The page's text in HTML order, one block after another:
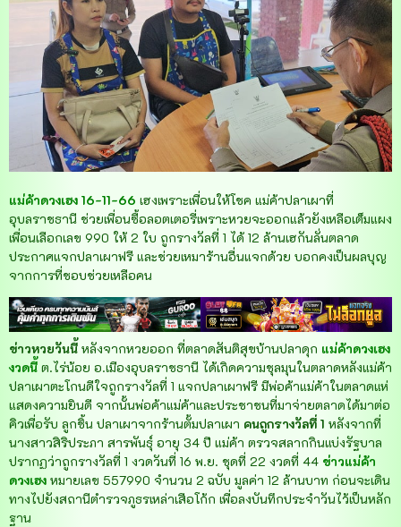
แม่ค้าดวงเฮง 16-11-66 เฮงเพราะเพื่อนให้โชค แม่ค้าปลาเผาที่
อุบลราชธานี ช่วยเพื่อนซื้อลอตเตอรี่เพราะหวยจะออกแล้วยังเหลือเต็มแผง
เพื่อนเลือกเลข 990 ให้ 2 ใบ ถูกรางวัลที่ 1 ได้ 12 ล้านเฮกันลั่นตลาด
ประกาศแจกปลาเผาฟรี และช่วยเหมาร้านอื่นแจกด้วย บอกคงเป็นผลบุญ
จากการที่ชอบช่วยเหลือคน
ข่าวหวยวันนี้ หลังจากหวยออก ที่ตลาดสันติสุขบ้านปลาดุก แม่ค้าดวงเฮง
งวดนี้ ต.ไร่น้อย อ.เมืองอุบลราชธานี ได้เกิดความชุลมุนในตลาดหลังแม่ค้า
ปลาเผาตะโกนดีใจถูกรางวัลที่ 1 แจกปลาเผาฟรี มีพ่อค้าแม่ค้าในตลาดแห่
แสดงความยินดี จากนั้นพ่อค้าแม่ค้าและประชาชนที่มาจ่ายตลาดได้มาต่อ
คิวเพื่อรับ ลูกชิ้น ปลาเผาจากร้านตั้มปลาเผา คนถูกรางวัลที่ 1 หลังจากที่
นางสาวสิริประภา สารพันธุ์ อายุ 34 ปี แม่ค้า ตรวจสลากกินแบ่งรัฐบาล
ปรากฏว่าถูกรางวัลที่ 1 งวดวันที่ 16 พ.ย. ชุดที่ 22 งวดที่ 44 ข่าวแม่ค้า
ดวงเฮง หมายเลข 557990 จำนวน 2 ฉบับ มูลค่า 12 ล้านบาท ก่อนจะเดิน
ทางไปยังสถานีตำรวจภูธรเหล่าเสือโก้ก เพื่อลงบันทึกประจำวันไว้เป็นหลัก
ฐาน